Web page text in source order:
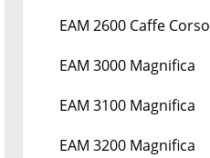
EAM 2600 Caffe Corso
EAM 3000 Magnifica
EAM 3100 Magnifica
EAM 3200 Magnifica